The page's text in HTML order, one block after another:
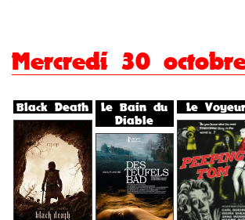
Mercredi 30
Black Death
Le Bain du
Diable
Le Voyeur